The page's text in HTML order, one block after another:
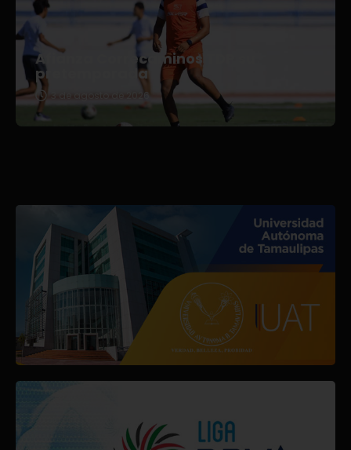
Afianza Correcaminos TDP su
pretemporada
3 de agosto de 2026